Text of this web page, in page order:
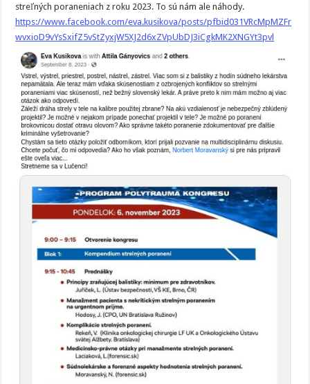
streľných poraneniach z roku 2023. To sú nám ale náhody.
https://www.facebook.com/eva.kusikova/posts/pfbid031VRcMpMZFr
wvxioD9vYsSxifZ5vStZyxjW5XJ2d6xZVpUbDJ3iCgkMK2XNGYt3pvl